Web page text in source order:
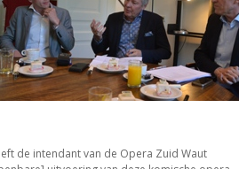
de intendant van de Opera Zuid Waut